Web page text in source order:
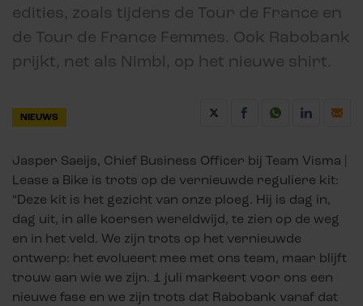
edities, zoals tijdens de Tour de France en
de Tour de France Femmes. Ook Rabobank
prijkt, net als Nimbl, op het nieuwe shirt.
NIEUWS
Jasper Saeijs, Chief Business Officer bij Team Visma |
Lease a Bike is trots op de vernieuwde reguliere kit:
“Deze kit is het gezicht van onze ploeg. Hij is dag in,
dag uit, in alle koersen wereldwijd, te zien op de weg
en in het veld. We zijn trots op het vernieuwde
ontwerp: het evolueert mee met ons team, maar blijft
trouw aan wie we zijn. 1 juli markeert voor ons een
nieuwe fase en we zijn trots dat Rabobank vanaf dat